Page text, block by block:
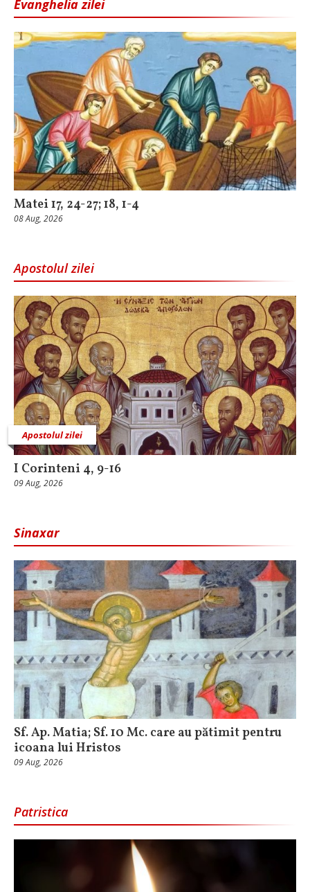
Evanghelia zilei
Matei 17, 24-27; 18, 1-4
08 Aug, 2026
Apostolul zilei
Apostolul zilei
I Corinteni 4, 9-16
09 Aug, 2026
Sinaxar
Sf. Ap. Matia; Sf. 10 Mc. care au pătimit pentru
icoana lui Hristos
09 Aug, 2026
Patristica